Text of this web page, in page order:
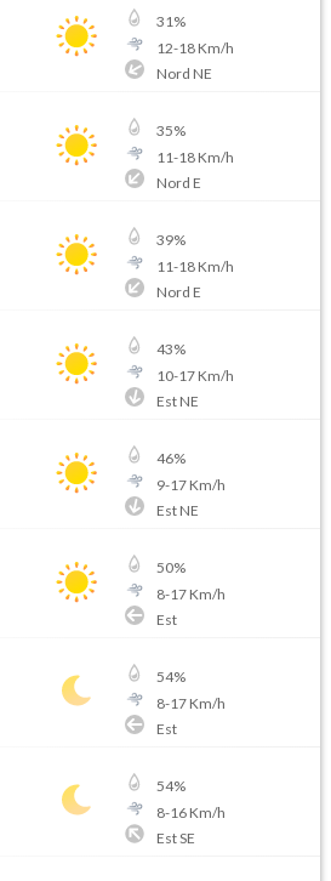
31%
12-18Km/h
Nord NE
35%
11-18Km/h
Nord E
39%
11-18Km/h
Nord E
43%
10-17Km/h
Est NE
46%
9-17Km/h
Est NE
50%
8-17Km/h
Est
54%
8-17Km/h
Est
54%
8-16Km/h
Est SE